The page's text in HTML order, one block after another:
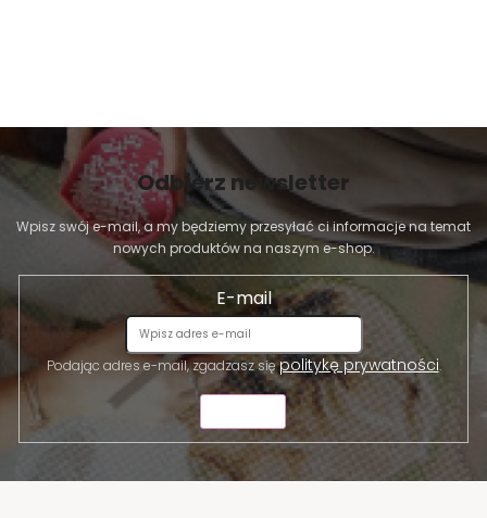
Odbierz newsletter
Wpisz swój e-mail, a my będziemy przesyłać ci informacje na temat
nowych produktów na naszym e-shop.
E-mail
Podając adres e-mail, zgadzasz siępolitykę prywatności.